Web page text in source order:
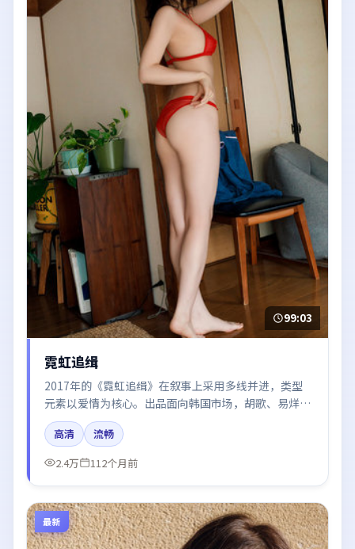
99:03
霓虹追缉
2017年的《霓虹追缉》在叙事上采用多线并进，类型
元素以爱情为核心。出品面向韩国市场，胡歌、易烊千
玺、白宇、秦海璐所饰角色推动关键反转，结尾留白引
发讨论。
高清
流畅
2.4万
112个月前
最新